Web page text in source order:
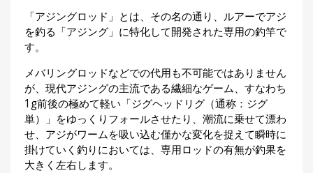
の重要スペック
エントリーモデルのおすすめアジングロッド
ド
クオリティに妥協なし！ハイエンドクラスの
アジングロッド
「アジングロッド」とは、その名の通り、ルアーでアジ
を釣る「アジング」に特化して開発された専用の釣竿で
す。
メバリングロッドなどでの代用も不可能ではありません
が、現代アジングの主流である繊細なゲーム、すなわち
1g前後の極めて軽い「ジグヘッドリグ（通称：ジグ
単）」をゆっくりフォールさせたり、潮流に乗せて漂わ
せ、アジがワームを吸い込む僅かな変化を捉えて瞬時に
掛けていく釣りにおいては、専用ロッドの有無が釣果を
大きく左右します。
Basser （バ
ス釣り）
Northanglers
（北
海道）
月
刊
つ
り
人